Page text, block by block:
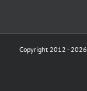
Copyright 2012 -2026